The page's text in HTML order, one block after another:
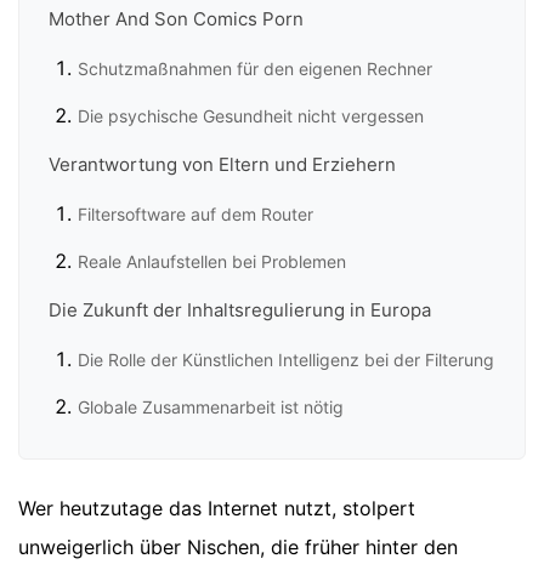
Mother And Son Comics Porn
Schutzmaßnahmen für den eigenen Rechner
Die psychische Gesundheit nicht vergessen
Verantwortung von Eltern und Erziehern
Filtersoftware auf dem Router
Reale Anlaufstellen bei Problemen
Die Zukunft der Inhaltsregulierung in Europa
Die Rolle der Künstlichen Intelligenz bei der Filterung
Globale Zusammenarbeit ist nötig
Wer heutzutage das Internet nutzt, stolpert
unweigerlich über Nischen, die früher hinter den